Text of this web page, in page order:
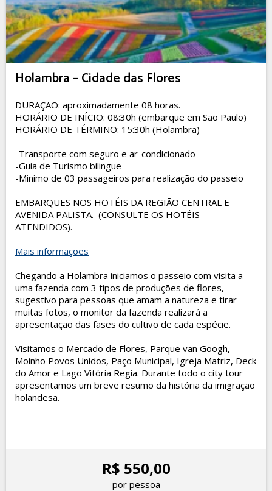
Holambra – Cidade das Flores
DURAÇÃO: aproximadamente 08 horas.
HORÁRIO DE INÍCIO: 08:30h (embarque em São Paulo)
HORÁRIO DE TÉRMINO: 15:30h (Holambra)
-Transporte com seguro e ar-condicionado
-Guia de Turismo bilingue
-Minimo de 03 passageiros para realização do passeio
EMBARQUES NOS HOTÉIS DA REGIÃO CENTRAL E
AVENIDA PALISTA. (CONSULTE OS HOTÉIS
ATENDIDOS).
Mais informações
Chegando a Holambra iniciamos o passeio com visita a
uma fazenda com 3 tipos de produções de flores,
sugestivo para pessoas que amam a natureza e tirar
muitas fotos, o monitor da fazenda realizará a
apresentação das fases do cultivo de cada espécie.
Visitamos o Mercado de Flores, Parque van Googh,
Moinho Povos Unidos, Paço Municipal, Igreja Matriz, Deck
do Amor e Lago Vitória Regia. Durante todo o city tour
apresentamos um breve resumo da história da imigração
holandesa.
R$ 550,00
por pessoa